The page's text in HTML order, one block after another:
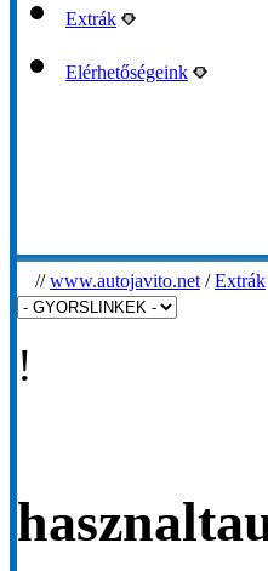
Extrák
Elérhetőségeink
//www.autojavito.net /Extrák
!